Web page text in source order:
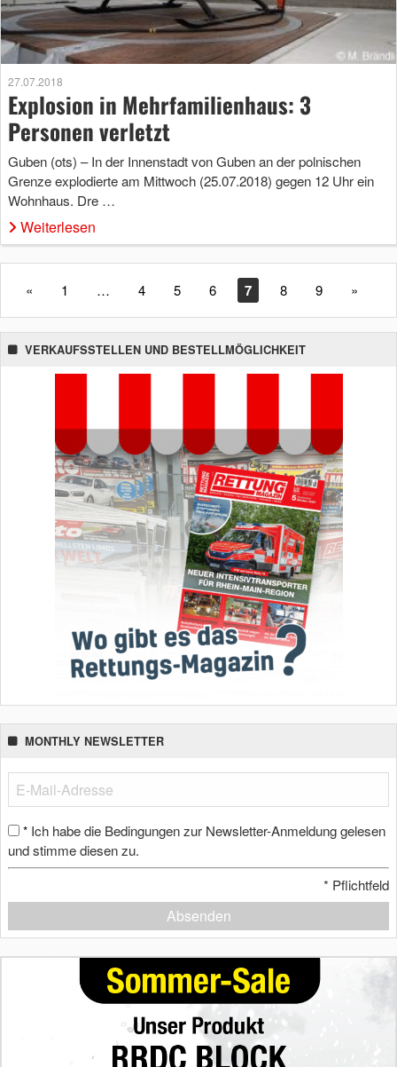
27.07.2018
Explosion in Mehrfamilienhaus: 3
Personen verletzt
Guben (ots) ­­– In der Innenstadt von Guben an der polnischen
Grenze explodierte am Mittwoch (25.07.2018) gegen 12 Uhr ein
Wohnhaus. Dre …
Weiterlesen
« 1 … 4 5 6 7 8 9 »
VERKAUFSSTELLEN UND BESTELLMÖGLICHKEIT
MONTHLY NEWSLETTER
* Ich habe die Bedingungen zur Newsletter-Anmeldung gelesen
und stimme diesen zu.
* Pflichtfeld
Absenden